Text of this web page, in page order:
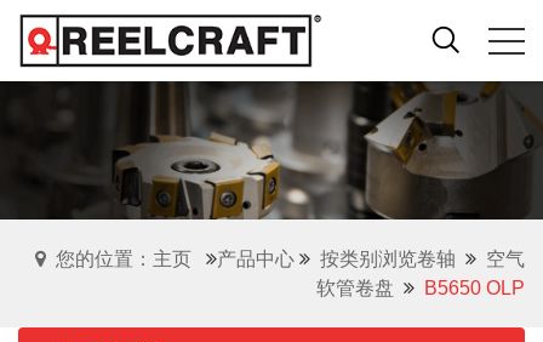
您的位置：主页 产品中心 按类别浏览卷轴
空气
软管卷盘
B5650 OLP